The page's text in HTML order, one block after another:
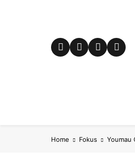
Home Fokus Youmau